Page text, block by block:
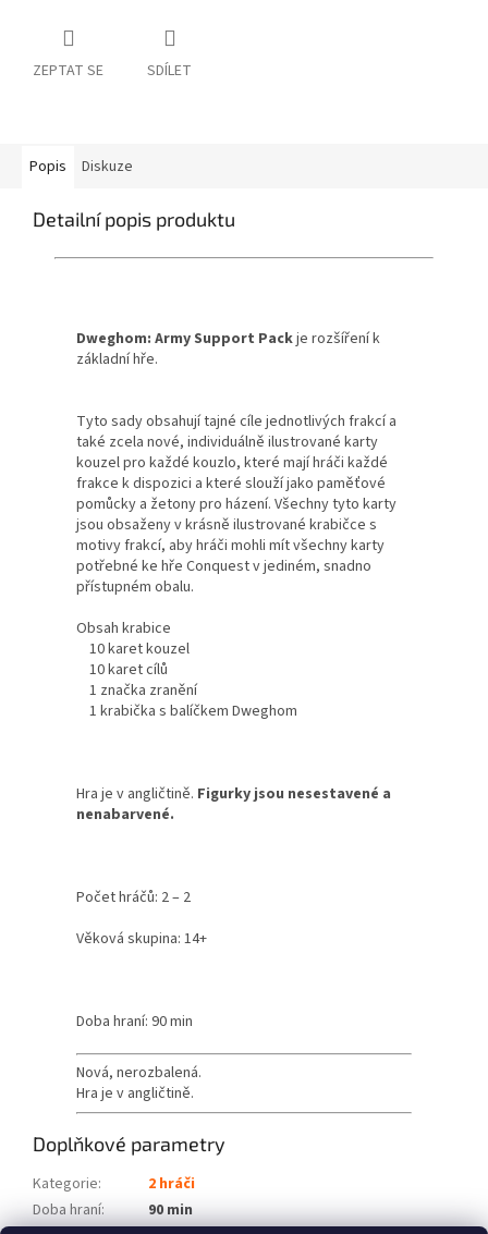
ZEPTAT SE SDÍLET
Popis Diskuze
Detailní popis produktu
Dweghom: Army Support Packje rozšíření k
základní hře.
Tyto sady obsahují tajné cíle jednotlivých frakcí a
také zcela nové, individuálně ilustrované karty
kouzel pro každé kouzlo, které mají hráči každé
frakce k dispozici a které slouží jako paměťové
pomůcky a žetony pro házení. Všechny tyto karty
jsou obsaženy v krásně ilustrované krabičce s
motivy frakcí, aby hráči mohli mít všechny karty
potřebné ke hře Conquest v jediném, snadno
přístupném obalu.
Obsah krabice
10 karet kouzel
10 karet cílů
1 značka zranění
1 krabička s balíčkem Dweghom
Hra je v angličtině. Figurky jsou nesestavené a
nenabarvené.
Počet hráčů: 2 – 2
Věková skupina: 14+
Doba hraní: 90 min
Nová, nerozbalená.
Hra je v angličtině.
Doplňkové parametry
Kategorie:
2 hráči
Doba hraní:
90 min